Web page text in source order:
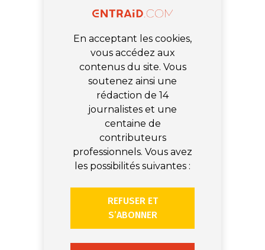
En acceptant les cookies,
vous accédez aux
contenus du site. Vous
soutenez ainsi une
rédaction de 14
journalistes et une
centaine de
contributeurs
professionnels. Vous avez
les possibilités suivantes :
REFUSER ET
S’ABONNER